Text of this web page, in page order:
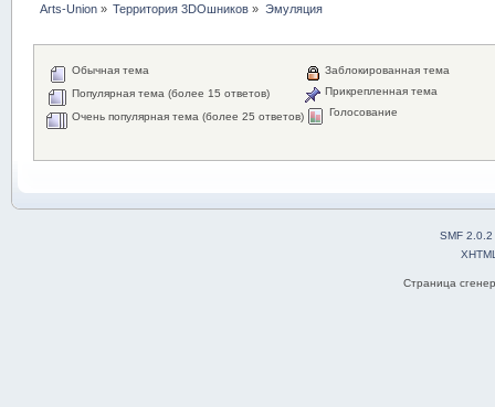
Arts-Union » Территория 3DOшников » Эмуляция
Обычная тема
Популярная тема (более 15 ответов)
Очень популярная тема (более 25 ответов)
Заблокированная тема
Прикрепленная тема
Голосование
SMF 2.0.2
Страница